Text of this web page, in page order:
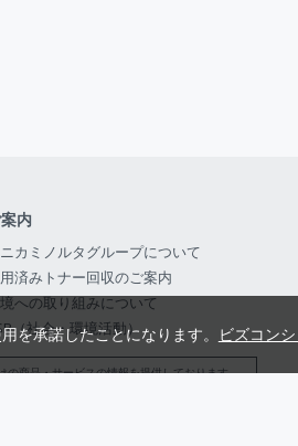
内
カミノルタグループについて
済みトナー回収のご案内
への取り組みについて
（社会・環境活動）
の商品・サービスの情報を提供しております
を承諾したことになります。 ビズコン